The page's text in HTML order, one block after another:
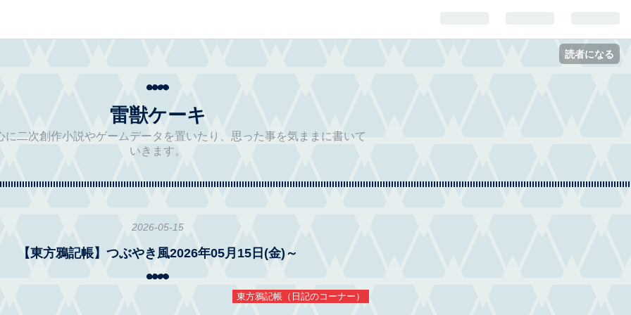
読者になる
雷獣ケーキ
に二次創作小説やゲームデータを置いたり、思った事を気ままに書いて
いきます。
2026-05-15
【東方鴉記帳】つぶやき風2026年05月15日(金)～
東方鴉記帳（日記のコーナー）